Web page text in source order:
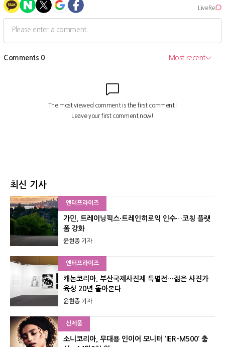
최신 기사
엔터프라이즈
가민, 트레이닝픽스·트레인히로익 인수…코칭 플랫
폼 강화
윤현종 기자
엔터프라이즈
캐논코리아, 부산국제사진제 특별전…젊은 사진가
육성 20년 돌아본다
윤현종 기자
신제품
소니코리아, 무대용 인이어 모니터 ‘IER-M500’ 출